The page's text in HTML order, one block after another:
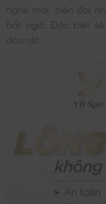
nghệ mới, hiện đại
bất ngờ. Đặc biệt sẽ
đau rát.